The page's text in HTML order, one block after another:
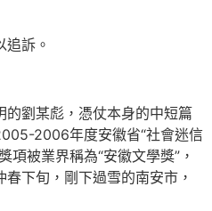
訴。
劉某彪，憑仗本身的中短篇
2006年度安徽省“社會迷信
項被業界稱為“安徽文學獎”，
下旬，剛下過雪的南安市，